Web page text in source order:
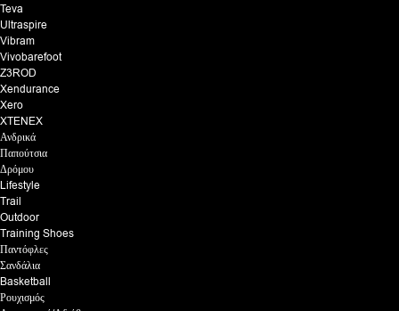
Teva
Ultraspire
Vibram
Vivobarefoot
Z3ROD
Xendurance
Xero
XTENEX
Ανδρικά
Παπούτσια
Δρόμου
Lifestyle
Trail
Outdoor
Training Shoes
Παντόφλες
Σανδάλια
Basketball
Ρουχισμός